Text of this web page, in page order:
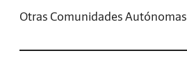
Otras Comunidades Autónomas